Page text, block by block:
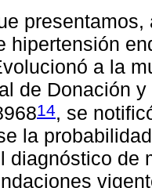
hipertensión
a la
de Donación
14, se
la
diagnóstico de